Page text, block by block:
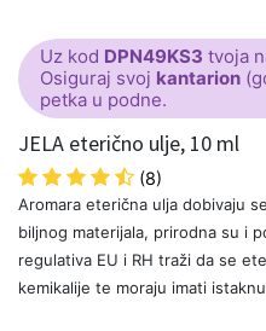
Uz kod DPN49KS3 tvoja
Osiguraj svoj kantarion
petka u podne.
JELA eterično ulje, 10 ml
(8)
Aromara eterična ulja dobivaju
biljnog materijala, prirodna su i
regulativa EU i RH traži da se
kemikalije te moraju imati